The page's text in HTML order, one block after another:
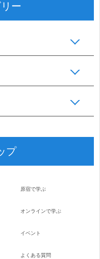
ー
プ
原宿で学ぶ
オンラインで学ぶ
イベント
よくある質問